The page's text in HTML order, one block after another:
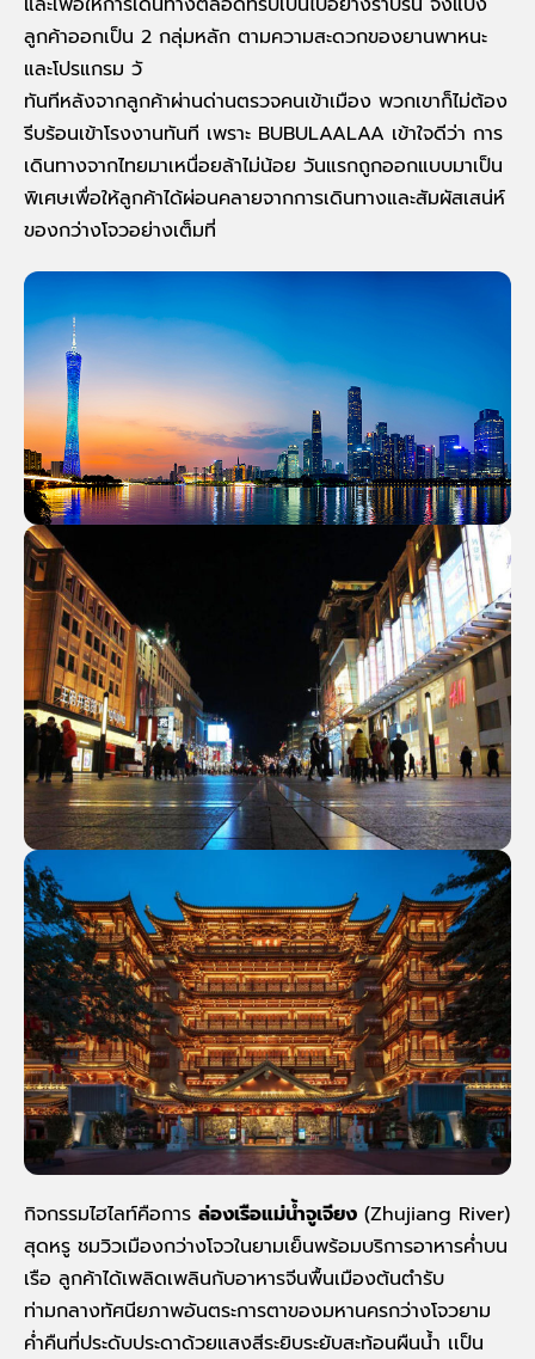
ลูกค้าออกเป็น 2 กลุ่มหลัก ตามความสะดวกของยานพาหนะ
และโปรแกรม วั
ทันทีหลังจากลูกค้าผ่านด่านตรวจคนเข้าเมือง พวกเขาก็ไม่ต้อง
รีบร้อนเข้าโรงงานทันที เพราะ BUBULAALAA เข้าใจดีว่า การ
เดินทางจากไทยมาเหนื่อยล้าไม่น้อย วันแรกถูกออกแบบมาเป็น
พิเศษเพื่อให้ลูกค้าได้ผ่อนคลายจากการเดินทางและสัมผัสเสน่ห์
ของกว่างโจวอย่างเต็มที่
กิจกรรมไฮไลท์คือการ ล่องเรือแม่น้ำจูเจียง (Zhujiang River)
สุดหรู ชมวิวเมืองกว่างโจวในยามเย็นพร้อมบริการอาหารค่ำบน
เรือ ลูกค้าได้เพลิดเพลินกับอาหารจีนพื้นเมืองต้นตำรับ
ท่ามกลางทัศนียภาพอันตระการตาของมหานครกว่างโจวยาม
ค่ำคืนที่ประดับประดาด้วยแสงสีระยิบระยับสะท้อนผืนน้ำ เเป็น